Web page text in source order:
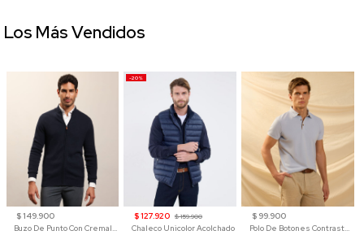
$ 149.900
Buzo De Punto Con Cremallera Para Hombre
-20%
$ 127.920 $ 159.900
Chaleco Unicolor Acolchado
$ 99.900
Polo De Botones Contraste Para Hombre
Los Más Vendidos